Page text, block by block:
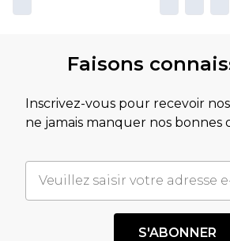
Faisons
Inscrivez-vous pour recevoir
ne jamais manquer nos bonnes
S'ABONNER